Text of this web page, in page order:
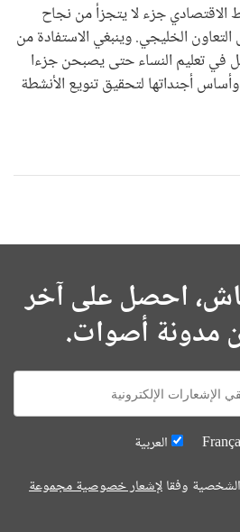
الاقتصادي جزء لا يتجزأ من نجاح
الخليجي. وينبغي الاستفادة من
في تعليم النساء حتى يصبحن جزءا
وأساس أجنداتها لتحقيق تنويع الأنشطة
احصل على آخر
مدونة أصوات.
العربية
وفقالإشعار خصوصية مجموعة